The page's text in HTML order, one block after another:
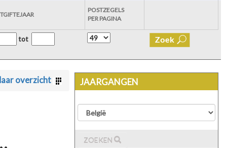
POSTZEGELS
PER PAGINA
tot
overzicht JAARGANGEN
ZOEKEN